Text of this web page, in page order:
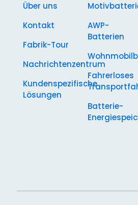
Über uns
Kontakt
Fabrik-Tour
Nachrichtenzentrum
Kundenspezifische
Lösungen
AWP-
Batterien
Fahrerloses
Batterie-